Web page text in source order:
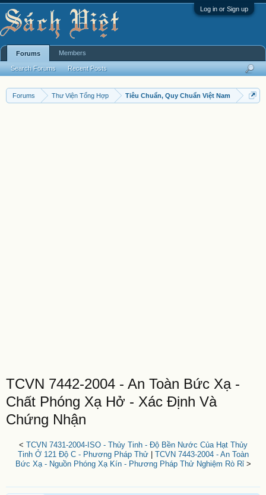
Log in or Sign up
Forums Thư Viện Tổng Hợp Tiêu Chuẩn, Quy Chuẩn Việt Nam
TCVN 7442-2004 - An Toàn Bức Xạ -
Chất Phóng Xạ Hở - Xác Định Và
Chứng Nhận
< TCVN 7431-2004-ISO - Thủy Tinh - Độ Bền Nước Của Hạt Thủy
Tinh Ở 121 Độ C - Phương Pháp Thử| TCVN 7443-2004 - An Toàn
Bức Xạ - Nguồn Phóng Xạ Kín - Phương Pháp Thử Nghiệm Rò Rỉ>
Forums
Search Forums Recent Posts
Members